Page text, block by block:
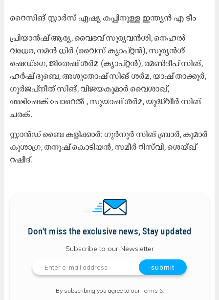
റൈസിങ് സ്റ്റാർസ് ഏഷ്യ കപ്പിനുള്ള ഇന്ത്യൻ എ ടീം
പ്രിയാൻഷ് ആര്യ, വൈഭവ് സൂര്യവൻശി, നെഹൽ
വധേര, നമൻ ധിർ (വൈസ് ക്യാപ്റ്റൻ), സൂര്യൻശ്
ഷെഡ്‌ഗെ, ജിതേഷ് ശർമ (ക്യാപ്റ്റൻ), രമൺദീപ് സിങ്,
ഹർഷ് ദുബെ, അശുതോഷ് സിങ് ശർമ, യാഷ് താക്കൂർ,
ഗുർജപ്‌നീത് സിങ്, വിജയകുമാര്‍ വൈശാഖ്,
അഭിഷേക് പോറെൽ , സുയാഷ് ശർമ, യുദ്ധ്‌വീര്‍ സിങ്
ചരക്.
സ്റ്റാൻഡ് ബൈ കളിക്കാർ: ഗുർനൂർ സിങ് ബ്രാർ, കുമാർ
കുശാഗ്ര, തനുഷ് കൊടിയൻ, സമീർ റിസ്‌വി, ശെയ്ഖ്
റഷീദ്.
Don't miss the exclusive news, Stay updated
Subscribe to our Newsletter
By subscribing you agree to ourTerms &